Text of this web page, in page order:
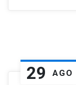
29 AGO